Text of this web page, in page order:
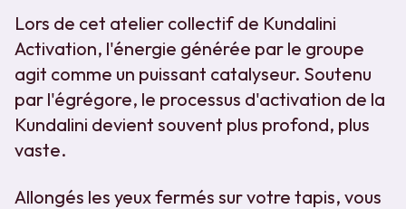
Lors de cet atelier collectif de Kundalini
Activation, l'énergie générée par le groupe
agit comme un puissant catalyseur. Soutenu
par l'égrégore, le processus d'activation de la
Kundalini devient souvent plus profond, plus
vaste.
Allongés les yeux fermés sur votre tapis, vous